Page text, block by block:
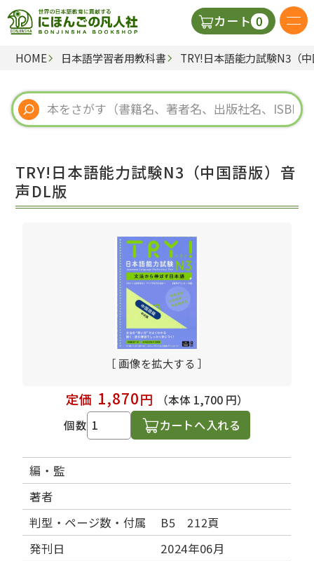
カート 0
日本語の教科書
視聴覚・補助教材
教師用参考書
HOME 日本語学習者用教科書 TRY!日本語能力試験N3（
TRY!日本語能力試験N3（中国語版）音
声DL版
［ 画像を拡大する ］
定価 1,870円
（本体 1,700 円）
個数
カートへ入れる
編・監
著者
判型・ページ数・付属
B5 212頁
発刊日
2024年06月